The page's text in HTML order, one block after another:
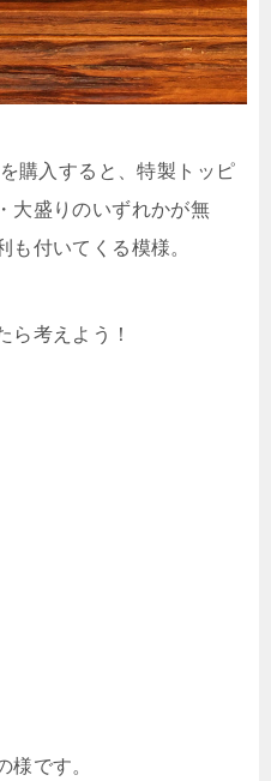
購入すると、特製トッピ
大盛りのいずれかが無
も付いてくる模様。
ら考えよう！
様です。